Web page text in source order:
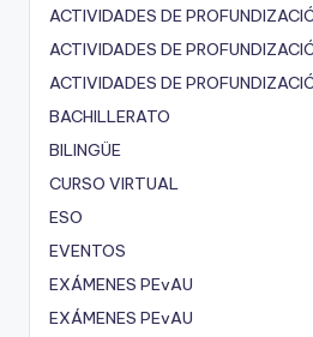
ACTIVIDADES DE
ACTIVIDADES DE
ACTIVIDADES DE
BACHILLERATO
BILINGÜE
CURSO VIRTUAL
ESO
EVENTOS
EXÁMENES PEvAU
EXÁMENES PEvAU